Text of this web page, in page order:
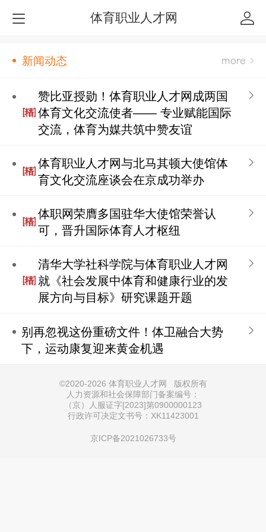
体育职业人才网
新闻动态
赞比亚授勋！体育职业人才网成两国
体育文化交流使者—— 专业赋能国际
交流，体育为媒共筑中赞友谊
体育职业人才网与北马其顿大使馆体
育文化交流座谈会在京成功举办
体职网荣膺多国驻华大使馆荣誉认
可，晋升国际体育人才枢纽
清华大学社科学院与体育职业人才网
就《社会发展中体育和健康行业的发
展方向与目标》研究课题开题
别再忽视这份重磅文件！体卫融合大势
下，运动康复迎来黄金机遇
©2020-2026 体育职业人才网 版权所有
人力资源和社会保障部门备案编号：
（京）人服证字[2023]第0900000123
行政许可决定文书号：XK11423001
京ICP备2021026733号